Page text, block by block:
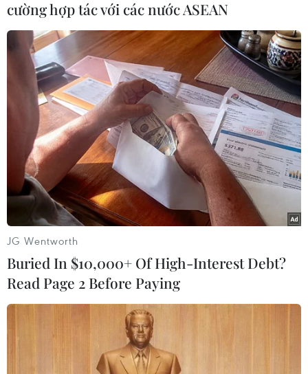
Đô vật Ấn Độ Narsingh Yadav bị loại khỏi
Olympic vì sử dụng doping
20/08/2016 02:15
Theo kết quả kiểm tra doping, Narsingh Yadav đã sử
dụng thuốc kích thích có chất anabolic steroid, một loại
chất dùng để kích thích sự phát triển của các múi cơ.
cường hợp tác với các nước ASEAN
JG Wentworth
Buried In $10,000+ Of High-Interest Debt?
Read Page 2 Before Paying